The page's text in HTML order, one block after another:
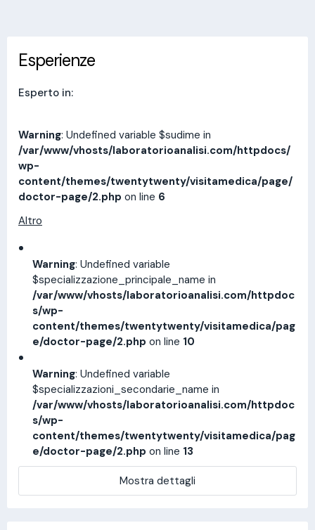
Esperienze
Esperto in:
Warning: Undefined variable $sudime in
/var/www/vhosts/laboratorioanalisi.com/httpdocs/
wp-
content/themes/twentytwenty/visitamedica/page/
doctor-page/2.php on line 6
Altro
Warning: Undefined variable
$specializzazione_principale_name in
/var/www/vhosts/laboratorioanalisi.com/httpdoc
s/wp-
content/themes/twentytwenty/visitamedica/pag
e/doctor-page/2.php on line 10
Warning: Undefined variable
$specializzazioni_secondarie_name in
/var/www/vhosts/laboratorioanalisi.com/httpdoc
s/wp-
content/themes/twentytwenty/visitamedica/pag
e/doctor-page/2.php on line 13
Mostra dettagli